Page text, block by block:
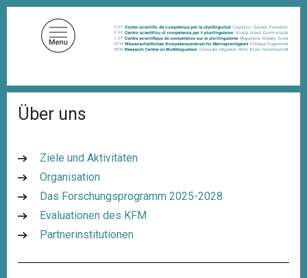
D
f
a
Über uns
Ziele und Aktivitäten
Organisation
Das Forschungsprogramm 2025-2028
Evaluationen des KFM
Partnerinstitutionen